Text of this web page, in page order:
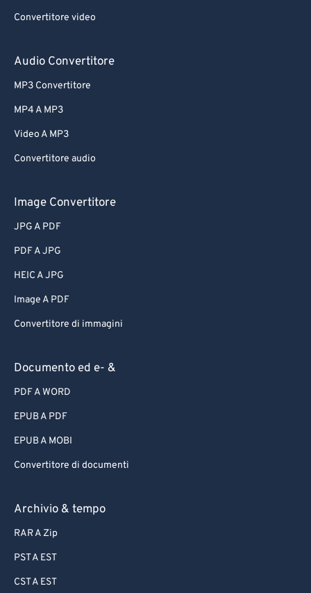
Convertitore video
Audio Convertitore
MP3 Convertitore
MP4 A MP3
Video A MP3
Convertitore audio
Image Convertitore
JPG A PDF
PDF A JPG
HEIC A JPG
Image A PDF
Convertitore di immagini
Documento ed e- &
PDF A WORD
EPUB A PDF
EPUB A MOBI
Convertitore di documenti
Archivio & tempo
RAR A Zip
PST A EST
CST A EST